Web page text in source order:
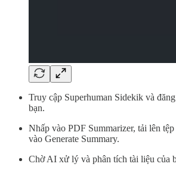
Truy cập Superhuman Sidekik và
bạn.
Nhấp vào PDF Summarizer, tải lên
vào Generate Summary.
Chờ AI xử lý và phân tích tài liệu của